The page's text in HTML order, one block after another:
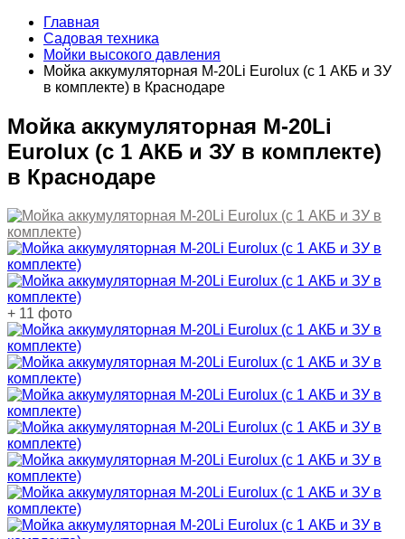
Главная
Садовая техника
Мойки высокого давления
Мойка аккумуляторная M-20Li Eurolux (с 1 АКБ и ЗУ
в комплекте) в Краснодаре
Мойка аккумуляторная M-20Li
Eurolux (с 1 АКБ и ЗУ в комплекте)
в Краснодаре
+ 11 фото